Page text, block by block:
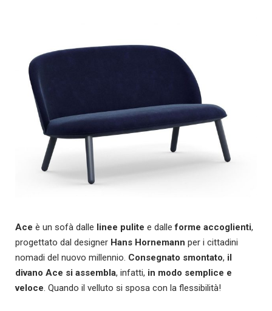
Ace è un sofà dalle linee pulite e dalle forme accoglienti,
progettato dal designer Hans Hornemann per i cittadini
nomadi del nuovo millennio. Consegnato smontato, il
divano Ace si assembla, infatti, in modo semplice e
veloce. Quando il velluto si sposa con la flessibilità!